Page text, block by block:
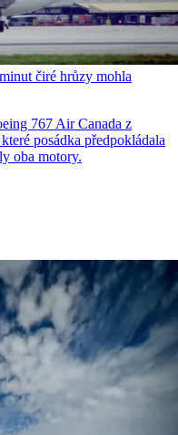
čiré hrůzy mohla
767 Air Canada z
posádka předpokládala
oba motory.